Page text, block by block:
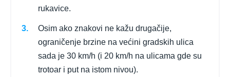
rukavice.
Osim ako znakovi ne kažu drugačije,
ograničenje brzine na većini gradskih ulica
sada je 30 km/h (i 20 km/h na ulicama gde su
trotoar i put na istom nivou).